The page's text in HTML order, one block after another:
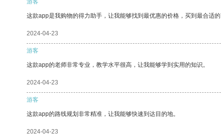
游客
这款app是我购物的得力助手，让我能够找到最优惠的价格，买到最合适
2024-04-23
游客
这款app的老师非常专业，教学水平很高，让我能够学到实用的知识。
2024-04-23
游客
这款app的路线规划非常精准，让我能够快速到达目的地。
2024-04-23